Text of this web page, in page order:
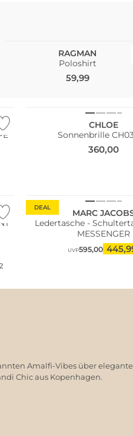
RAGMAN
Poloshirt
59,99
Fashion Tipp
CHLOE
Sonnenbrille
360,00
DEAL
MARC
Ledertasche -
MESSENGER
UVP595,00
Amalfi-Vibes über
Chic aus Kopenhagen.